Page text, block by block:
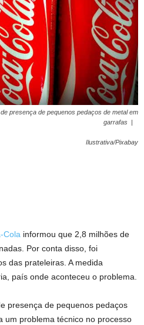
presença de pequenos pedaços de metal em
garrafas |
Ilustrativa/Pixabay
Cola informou que 2,8 milhões de
Por conta disso, foi
das prateleiras. A medida
país onde aconteceu o problema.
presença de pequenos pedaços
um problema técnico no processo